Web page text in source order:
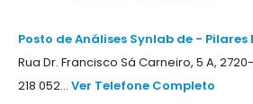
Posto de Análises Synlab de - Pilares
Rua Dr. Francisco Sá Carneiro, 5 A,
218 052... Ver Telefone Completo